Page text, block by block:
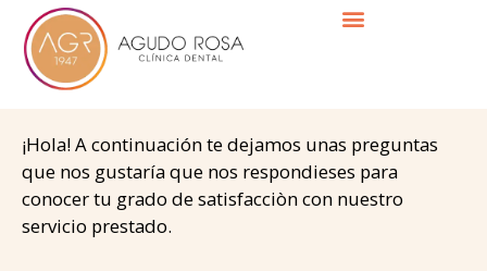
contenido
¡Hola! A continuación te dejamos unas preguntas
que nos gustaría que nos respondieses para
conocer tu grado de satisfacciòn con nuestro
servicio prestado.